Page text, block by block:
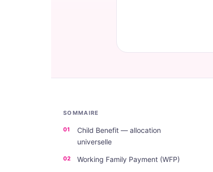
SOMMAIRE
Child Benefit — allocation
universelle
Working Family Payment (WFP)